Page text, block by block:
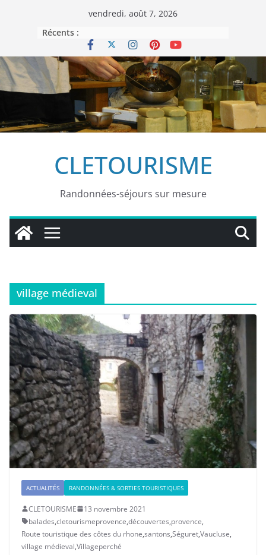
vendredi, août 7, 2026
Récents :
CLETOURISME
Randonnées-séjours sur mesure
village médieval
ACTUALITÉS RANDONNÉES & SORTIES TOURISTIQUES
CLETOURISME
13 novembre 2021
balades,cletourismeprovence,découvertes,provence,
Route touristique des côtes du rhone,santons,Séguret,Vaucluse,
village médieval,Villageperché